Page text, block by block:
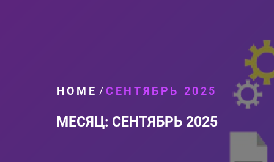
HOME /СЕНТЯБРЬ 2025
МЕСЯЦ: СЕНТЯБРЬ 2025